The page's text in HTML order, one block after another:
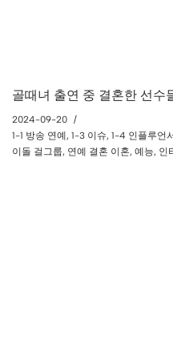
골때녀 출연 중 결혼한 선수
2024-09-20
1-1 방송 연예, 1-3 이슈, 1-4 인플루언
이돌 걸그룹, 연예 결혼 이혼, 예능, 인